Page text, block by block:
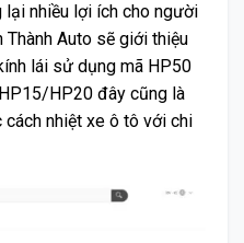
lại nhiều lợi ích cho người
Thành Auto sẽ giới thiệu
lái sử dụng mã HP50
HP20 đây cũng là
nhiệt xe ô tô với chi